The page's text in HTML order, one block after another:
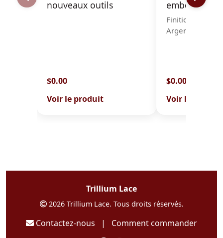
nouveaux outils
$0.00
Voir le produit
embout de
Finitions
Argent Or
$0.00
Voir le produit
Trillium Lace
2026 Trillium Lace. Tous droits réservés.
Contactez-nous | Comment commander